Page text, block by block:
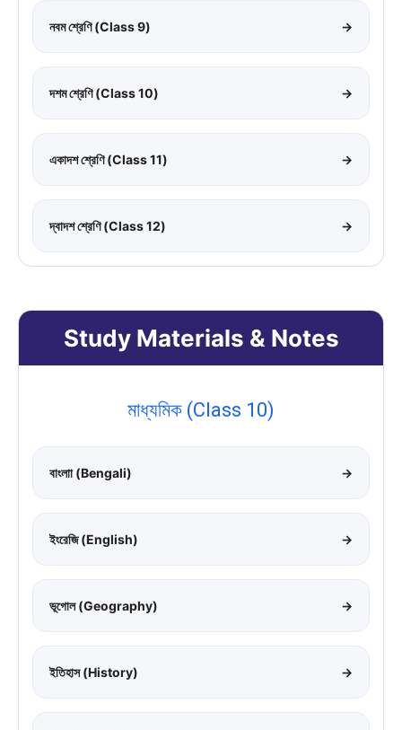
নবম শ্রেণি (Class 9) →
দশম শ্রেণি (Class 10) →
একাদশ শ্রেণি (Class 11) →
দ্বাদশ শ্রেণি (Class 12) →
Study Materials & Notes
মাধ্যমিক (Class 10)
বাংলাা (Bengali) →
ইংরেজি (English) →
ভূগোল (Geography) →
ইতিহাস (History) →